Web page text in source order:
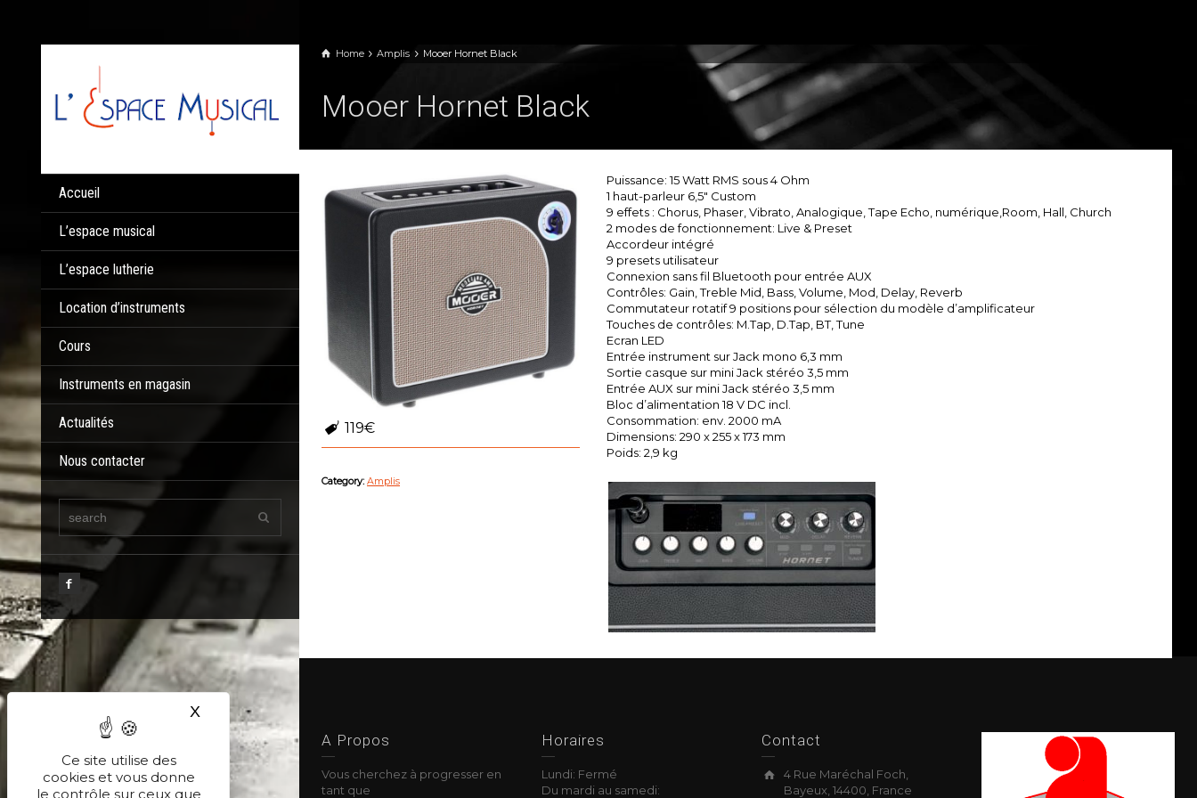
Ce site utilise des
cookies et vous donne
le contrôle sur ceux que
X Masquer le bandeau des cookies
Accueil
L’espace musical
L’espace lutherie
Location d’instruments
Cours
Instruments en magasin
Actualités
Nous contacter
Home Amplis Mooer Hornet Black
Mooer Hornet Black
119€
Category: Amplis
Puissance: 15 Watt RMS sous 4 Ohm
1 haut-parleur 6,5″ Custom
9 effets : Chorus, Phaser, Vibrato, Analogique, Tape Echo, numérique,Room, Hall, Church
2 modes de fonctionnement: Live & Preset
Accordeur intégré
9 presets utilisateur
Connexion sans fil Bluetooth pour entrée AUX
Contrôles: Gain, Treble Mid, Bass, Volume, Mod, Delay, Reverb
Commutateur rotatif 9 positions pour sélection du modèle d’amplificateur
Touches de contrôles: M.Tap, D.Tap, BT, Tune
Ecran LED
Entrée instrument sur Jack mono 6,3 mm
Sortie casque sur mini Jack stéréo 3,5 mm
Entrée AUX sur mini Jack stéréo 3,5 mm
Bloc d’alimentation 18 V DC incl.
Consommation: env. 2000 mA
Dimensions: 290 x 255 x 173 mm
Poids: 2,9 kg
A Propos
Vous cherchez à progresser en
tant que
Horaires
Lundi: Fermé
Du mardi au samedi:
Contact
4 Rue Maréchal Foch,
Bayeux, 14400, France